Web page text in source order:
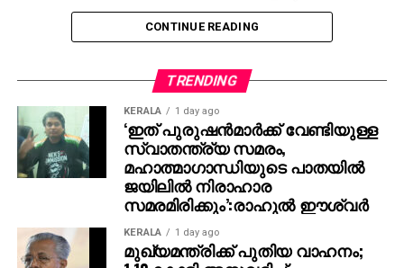
അവതരിപ്പിച്ചിരുന്നു. മലയാളത്തില്‍ ദൃശ്യം 3
വരുന്നുണ്ടെന്ന റിപ്പോര്‍ട്ടുകള്‍ പുറത്തുവന്നതിന്
റിപ്പോര്‍ട്ടുകള്‍ ഉണ്ടായിരുന്നു. എന്നാല്‍ അതില്‍
വ്യക്തത വരുത്തിയിരുന്നു സംവിധായകന്‍ ജീത്തു
ജോസഫ്.
മലയാളത്തിന്റെ സ്‌ക്രിപ്റ്റിന് വേണ്ടി അവര്‍
കാത്തിരിക്കുകയാണെന്നാണ് ജീത്തു ജോസഫ്
പറയുന്നത്. മോഹന്‍ലാല്‍ വീണ്ടും ജോര്‍ജുകുട്ടിയായി
വരുമ്പോള്‍ കുടുംബ കഥയ്ക്കാണ് പ്രാധാന്യം എന്നും
ജീത്തു ജോസഫ് നേരത്തെ പ്രതികരിച്ചിരുന്നു.
CONTINUE READING
TRENDING
KERALA 1 day ago
‘ഇത് പുരുഷന്‍മാര്‍ക്ക് വേണ്ടിയുള്ള
സ്വാതന്ത്ര്യ സമരം,
മഹാത്മാഗാന്ധിയുടെ പാതയില്‍
ജയിലില്‍ നിരാഹാര
സമരമിരിക്കും’:രാഹുല്‍ ഈശ്വര്‍
KERALA 1 day ago
മുഖ്യമന്ത്രിക്ക് പുതിയ വാഹനം;